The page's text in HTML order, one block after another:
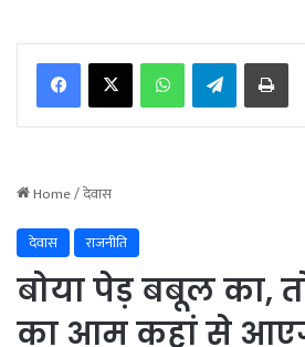
WhatsAppTelegramPrint